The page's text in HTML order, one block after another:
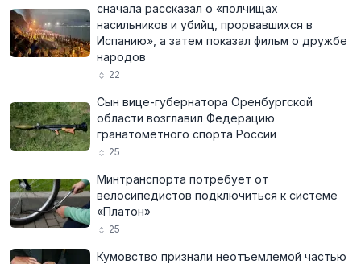
сначала рассказал о «полчищах
насильников и убийц, прорвавшихся в
Испанию», а затем показал фильм о дружбе
народов
22
Сын вице-губернатора Оренбургской
области возглавил Федерацию
гранатомётного спорта России
25
Минтранспорта потребует от
велосипедистов подключиться к системе
«Платон»
25
Кумовство признали неотъемлемой частью